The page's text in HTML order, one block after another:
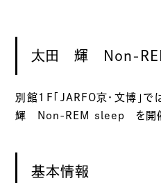
太田 輝 Non-
別館１F「JARFO京・文博」
輝 Non-REM sleep を開催
基本情報